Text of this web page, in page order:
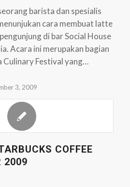
barista dan spesialis
cara membuat latte
di bar Social House
Acara ini merupakan bagian
Culinary Festival yang…
3, 2009
COFFEE
2009